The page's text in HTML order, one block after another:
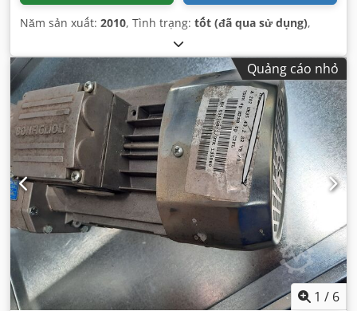
Năm sản xuất: 2010, Tình trạng: tốt (đã qua sử dụng),
Quảng cáo nhỏ
1 / 6